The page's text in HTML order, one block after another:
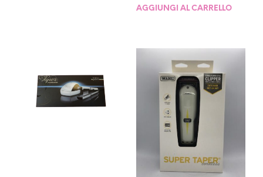
AGGIUNGI AL CARRELLO